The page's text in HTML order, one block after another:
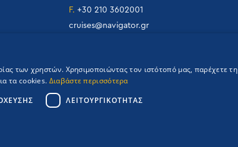
F. +30 210 3602001
cruises@navigator.gr
των χρηστών. Χρησιμοποιώντας τον ιστότοπό μας, παρέχετε τη
τα cookies. Διαβάστε περισσότερα
ΛΕΙΤΟΥΡΓΙΚΌΤΗΤΑΣ